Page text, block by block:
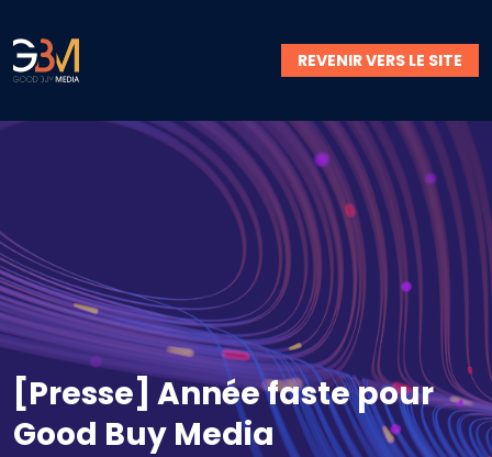
REVENIR VERS LE SITE
[Presse] Année faste pour
Good Buy Media